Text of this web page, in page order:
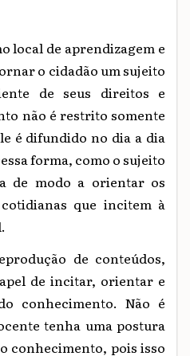
local de aprendizagem e
o cidadão um sujeito
de seus direitos e
não é restrito somente
é difundido no dia a dia
forma, como o sujeito
de modo a orientar os
que incitem à
de conteúdos,
de incitar, orientar e
conhecimento. Não é
tenha uma postura
conhecimento, pois isso